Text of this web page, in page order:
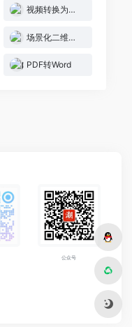
视频转换为文稿
场景化二维码生成
PDF转Word
公众号